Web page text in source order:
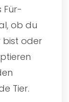
Für-
ob du
bist oder
Tier.